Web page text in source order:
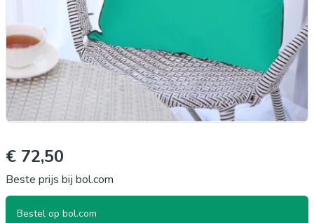
€ 72,50
Beste prijs bij bol.com
Bestel op bol.com